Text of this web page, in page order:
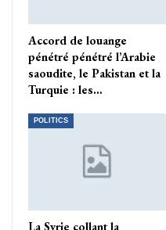
Accord de louange
pénétré pénétré l’Arabie
saoudite, le Pakistan et la
Turquie : les…
POLITICS
La Syrie collant la